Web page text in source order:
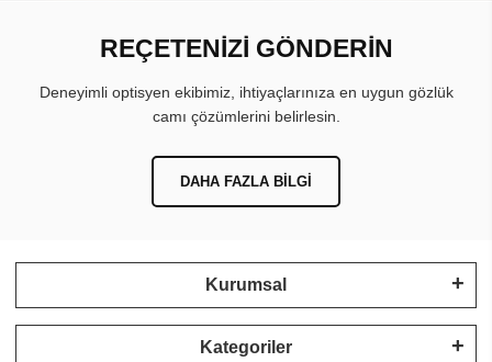
REÇETENİZİ GÖNDERİN
Deneyimli optisyen ekibimiz, ihtiyaçlarınıza en uygun gözlük
camı çözümlerini belirlesin.
DAHA FAZLA BILGI
Kurumsal
Kategoriler